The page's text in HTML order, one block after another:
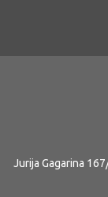
Jurija Gagarina